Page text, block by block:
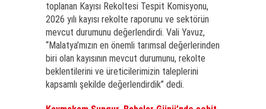
toplanan Kayısı Rekoltesi Tespit Komisyonu,
2026 yılı kayısı rekolte raporunu ve sektörün
mevcut durumunu değerlendirdi. Vali Yavuz,
“Malatya’mızın en önemli tarımsal değerlerinden
biri olan kayısının mevcut durumunu, rekolte
beklentilerini ve üreticilerimizin taleplerini
kapsamlı şekilde değerlendirdik” dedi.